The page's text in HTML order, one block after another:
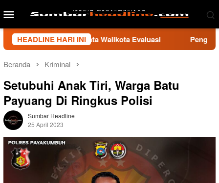
ke
Menu
Mobile
HEADLINE HARI INI
Minta Walikota Evaluasi Pengamat Sebut
Beranda Kriminal
Setubuhi Anak Tiri, Warga Batu
Payuang Di Ringkus Polisi
Sumbar Headline
25 April 2023